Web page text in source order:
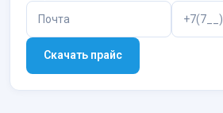
Скачать прайс